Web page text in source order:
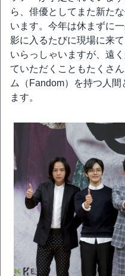
ら、俳優としてまた新た
います。今年は休まずに
影に入るたびに現場に来
いらっしゃいますが、遠
ていただくこともたくさ
ム（Fandom）を持つ人
ます。